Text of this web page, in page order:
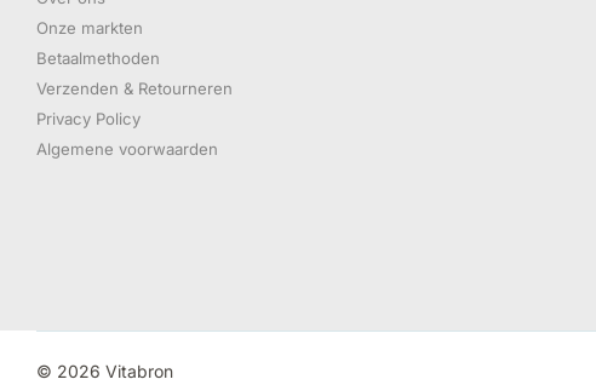
Onze markten
Betaalmethoden
Verzenden & Retourneren
Privacy Policy
Algemene voorwaarden
© 2026 Vitabron